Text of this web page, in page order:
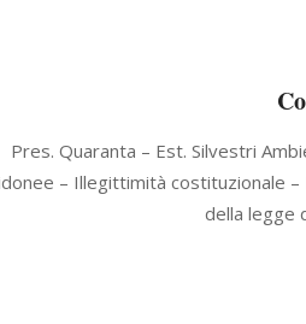
Pres. Quaranta – Est. Silvestri
– Illegittimità costituzionale –
della legge